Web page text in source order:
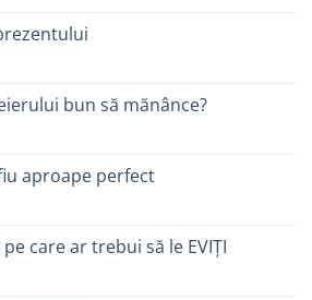
bun să mănânce?
aproape perfect
care ar trebui să le EVIȚI